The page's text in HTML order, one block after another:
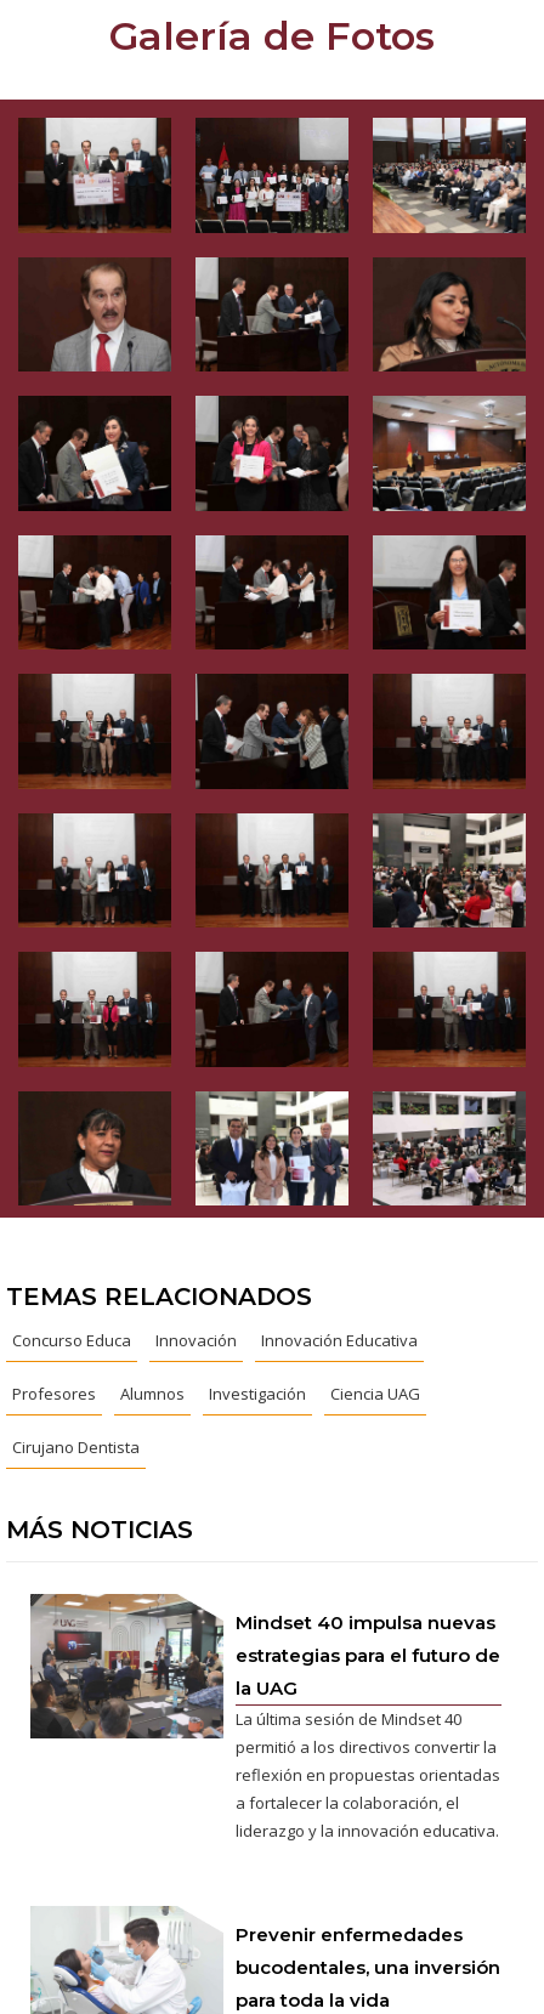
Galería de Fotos
TEMAS RELACIONADOS
Concurso Educa Innovación Innovación Educativa
Profesores Alumnos Investigación Ciencia UAG
Cirujano Dentista
MÁS NOTICIAS
Mindset 40 impulsa nuevas
estrategias para el futuro de
la UAG
La última sesión de Mindset 40
permitió a los directivos convertir la
reflexión en propuestas orientadas
a fortalecer la colaboración, el
liderazgo y la innovación educativa.
Prevenir enfermedades
bucodentales, una inversión
para toda la vida